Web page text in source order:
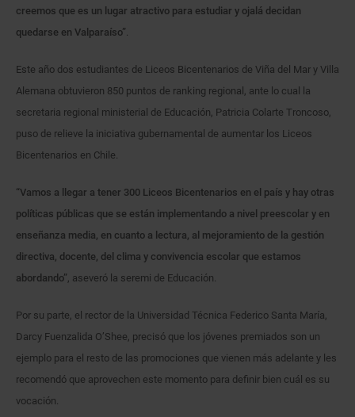
creemos que es un lugar atractivo para estudiar y ojalá decidan
quedarse en Valparaíso”
Este año dos estudiantes de Liceos Bicentenarios de Viña del Mar y Villa
Alemana obtuvieron 850 puntos de ranking regional, ante lo cual la
secretaria regional ministerial de Educación, Patricia Colarte Troncoso,
puso de relieve la iniciativa gubernamental de aumentar los Liceos
Bicentenarios en Chile.
“Vamos a llegar a tener 300 Liceos Bicentenarios en el país y hay otras
políticas públicas que se están implementando a nivel preescolar y en
enseñanza media, en cuanto a lectura, al mejoramiento de la gestión
directiva, docente, del clima y convivencia escolar que estamos
abordando” , aseveró la seremi de Educación.
Por su parte, el rector de la Universidad Técnica Federico Santa María,
Darcy Fuenzalida O’Shee, precisó que los jóvenes premiados son un
ejemplo para el resto de las promociones que vienen más adelante y les
recomendó que aprovechen este momento para definir bien cuál es su
vocación.